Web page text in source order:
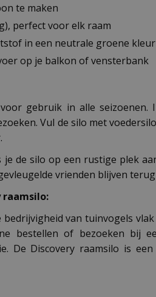
te maken
perfect voor elk raam
in een neutrale groene kleur
op je balkon of vensterbank
gebruik in alle
Vul de silo met
de silo op een rustige plek
vrienden blijven
raamsilo:
van tuinvogels
bestellen of bezoeken bij
De Discovery raamsilo is